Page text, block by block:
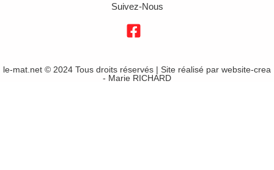
Suivez-Nous
le-mat.net © 2024 Tous droits réservés | Site réalisé par website-crea
- Marie RICHARD